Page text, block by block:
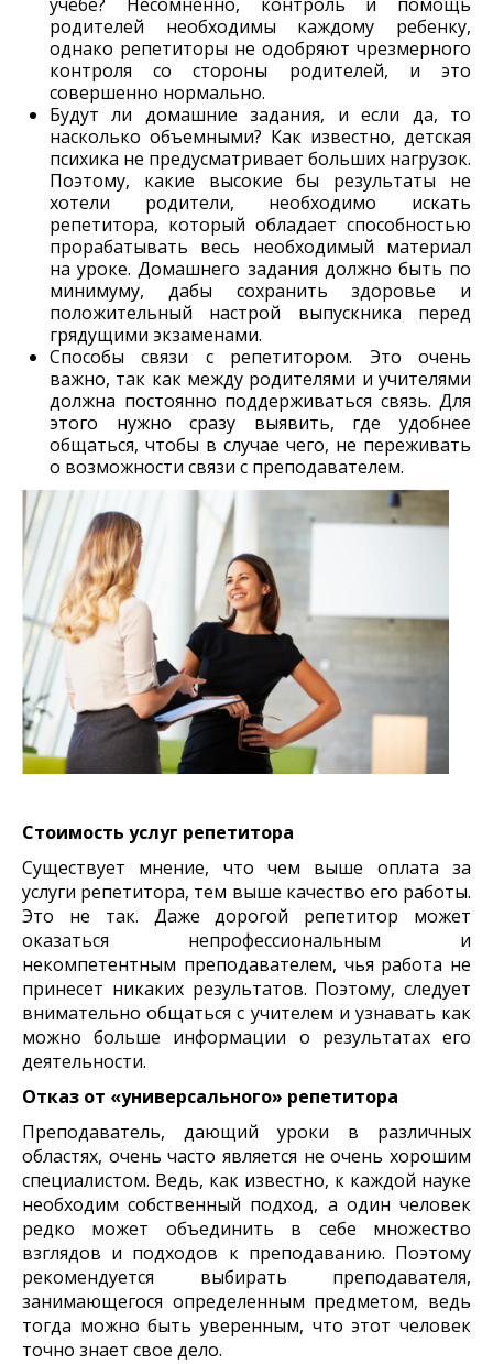
родителей необходимы каждому ребенку,
однако репетиторы не одобряют чрезмерного
контроля со стороны родителей, и это
совершенно нормально.
Будут ли домашние задания, и если да, то
насколько объемными? Как известно, детская
психика не предусматривает больших нагрузок.
Поэтому, какие высокие бы результаты не
хотели родители, необходимо искать
репетитора, который обладает способностью
прорабатывать весь необходимый материал
на уроке. Домашнего задания должно быть по
минимуму, дабы сохранить здоровье и
положительный настрой выпускника перед
грядущими экзаменами.
Способы связи с репетитором. Это очень
важно, так как между родителями и учителями
должна постоянно поддерживаться связь. Для
этого нужно сразу выявить, где удобнее
общаться, чтобы в случае чего, не переживать
о возможности связи с преподавателем.
Стоимость услуг репетитора
Существует мнение, что чем выше оплата за
услуги репетитора, тем выше качество его работы.
Это не так. Даже дорогой репетитор может
оказаться непрофессиональным и
некомпетентным преподавателем, чья работа не
принесет никаких результатов. Поэтому, следует
внимательно общаться с учителем и узнавать как
можно больше информации о результатах его
деятельности.
Отказ от «универсального» репетитора
Преподаватель, дающий уроки в различных
областях, очень часто является не очень хорошим
специалистом. Ведь, как известно, к каждой науке
необходим собственный подход, а один человек
редко может объединить в себе множество
взглядов и подходов к преподаванию. Поэтому
рекомендуется выбирать преподавателя,
занимающегося определенным предметом, ведь
тогда можно быть уверенным, что этот человек
точно знает свое дело.